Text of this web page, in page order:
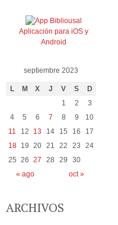
Aplicación para iOS y
Android
septiembre 2023
L M X J V S D
« ago oct »
1 2
3
4
5 6 7 8 9
10
11
12 13 14 15 16
17
18
19 20 21 22 23
24
25 26 27 28 29 30
ARCHIVOS